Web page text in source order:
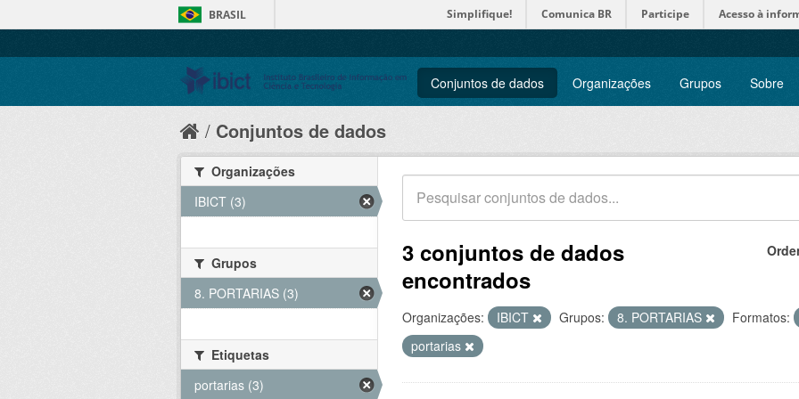
BRASIL Simplifique! Comunica BR Participe Acesso à
Conjuntos de dados Organizações Grupos Sobre
Conjuntos de dados
3 conjuntos de dados
encontrados
Organizações: IBICT Grupos: 8. PORTARIAS
Formatos:
portarias
Organizações
IBICT (3)
Grupos
8. PORTARIAS (3)
Etiquetas
portarias (3)